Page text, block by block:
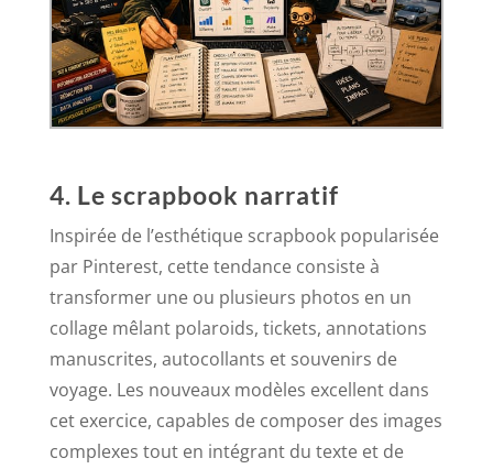
4. Le scrapbook narratif
Inspirée de l’esthétique scrapbook popularisée
par Pinterest, cette tendance consiste à
transformer une ou plusieurs photos en un
collage mêlant polaroids, tickets, annotations
manuscrites, autocollants et souvenirs de
voyage. Les nouveaux modèles excellent dans
cet exercice, capables de composer des images
complexes tout en intégrant du texte et de